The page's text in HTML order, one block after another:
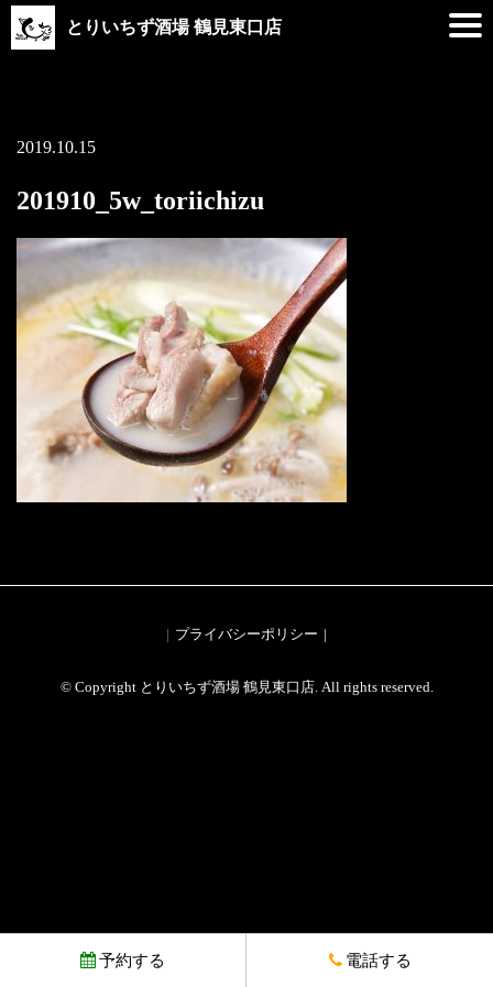
とりいちず酒場 鶴見東口店
2019.10.15
201910_5w_toriichizu
プライバシーポリシー
© Copyright とりいちず酒場 鶴見東口店. All rights reserved.
予約する 電話する